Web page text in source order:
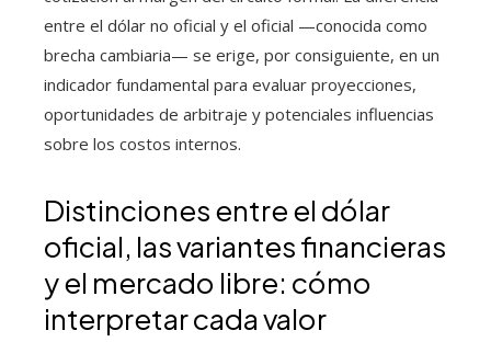
entre el dólar no oficial y el oficial —conocida como
brecha cambiaria— se erige, por consiguiente, en un
indicador fundamental para evaluar proyecciones,
oportunidades de arbitraje y potenciales influencias
sobre los costos internos.
Distinciones entre el dólar
oficial, las variantes financieras
y el mercado libre: cómo
interpretar cada valor